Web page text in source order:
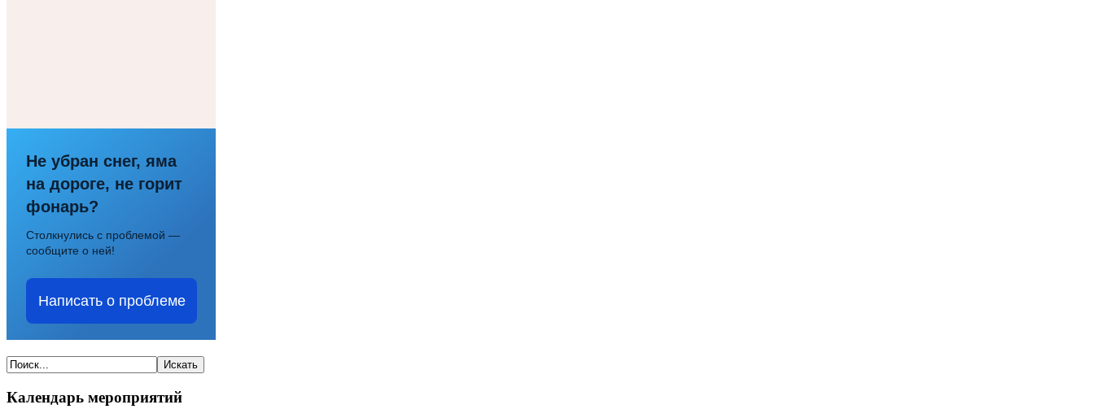
Не убран снег, яма
на дороге, не горит
фонарь?
Столкнулись с проблемой —
сообщите о ней!
Написать о проблеме
Календарь мероприятий